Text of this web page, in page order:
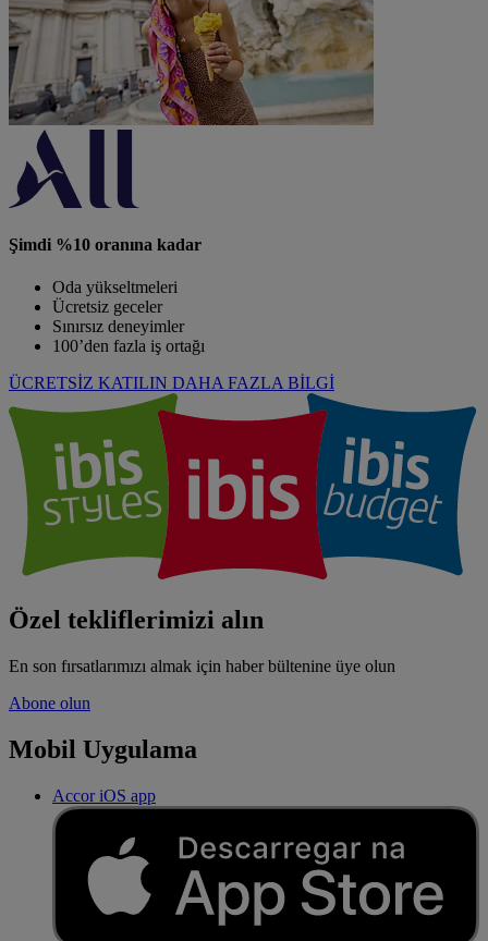
Şimdi %10 oranına kadar
Oda yükseltmeleri
Ücretsiz geceler
Sınırsız deneyimler
100’den fazla iş ortağı
ÜCRETSİZ KATILIN DAHA FAZLA BİLGİ
Özel tekliflerimizi alın
En son fırsatlarımızı almak için haber bültenine üye olun
Abone olun
Mobil Uygulama
Accor iOS app